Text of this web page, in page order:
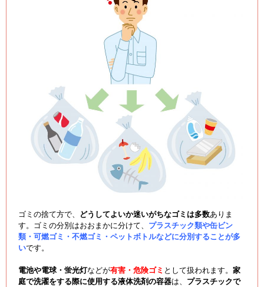
ゴミの捨て方で、 どうしてよいか迷いがちなゴミは多数ありま
す。ゴミの分別はおおまかに分けて、 プラスチック類や缶ビン
類・可燃ゴミ・不燃ゴミ・ペットボトルなどに分別することが多
いです。
電池や電球・蛍光灯などが有害・危険ゴミ として扱われます。 家
庭で洗濯をする際に使用する液体洗剤の容器は、 プラスチックで